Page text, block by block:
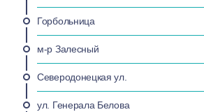
Горбольница
м-р Залесный
Северодонецкая ул.
ул. Генерала Белова